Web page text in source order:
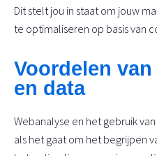
Dit stelt jou in staat om jouw
te optimaliseren op basis van
Voordelen
en data
Webanalyse en het gebruik
als het gaat om het begrijpen